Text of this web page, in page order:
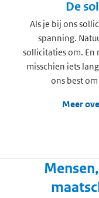
De
Als je bij ons
spanning.
sollicitaties om. En
misschien iets
ons best
Meer